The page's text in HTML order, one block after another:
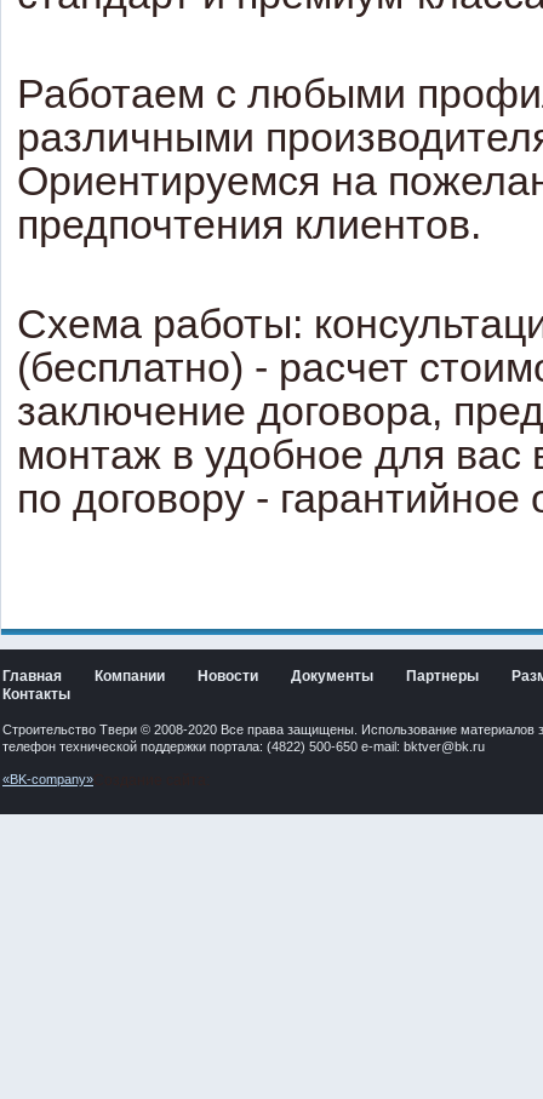
Работаем с любыми
различными
Ориентируемся на
предпочтения клиентов.
Схема работы:
(бесплатно) - расчет
заключение договора,
монтаж в удобное для вас
по договору -
Главная Компании Новости Документы Партнеры
Контакты
Строительство Твери © 2008-2020 Все права защищены. Использование материалов
телефон технической поддержки портала: (4822) 500-650 e-mail: bktver@bk.ru
«BK-company»